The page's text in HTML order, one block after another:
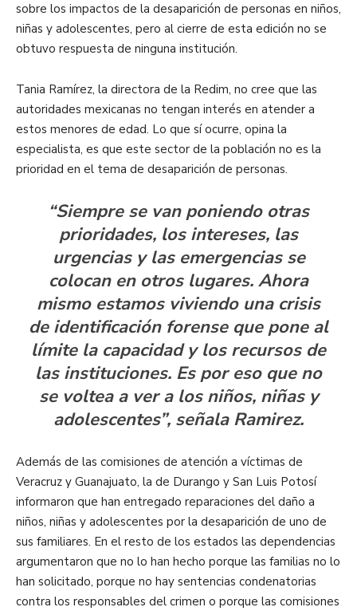
sobre los impactos de la desaparición de personas en niños,
niñas y adolescentes, pero al cierre de esta edición no se
obtuvo respuesta de ninguna institución.
Tania Ramírez, la directora de la Redim, no cree que las
autoridades mexicanas no tengan interés en atender a
estos menores de edad. Lo que sí ocurre, opina la
especialista, es que este sector de la población no es la
prioridad en el tema de desaparición de personas.
“Siempre se van poniendo otras
prioridades, los intereses, las
urgencias y las emergencias se
colocan en otros lugares. Ahora
mismo estamos viviendo una crisis
de identificación forense que pone al
límite la capacidad y los recursos de
las instituciones. Es por eso que no
se voltea a ver a los niños, niñas y
adolescentes”, señala Ramirez.
Además de las comisiones de atención a víctimas de
Veracruz y Guanajuato, la de Durango y San Luis Potosí
informaron que han entregado reparaciones del daño a
niños, niñas y adolescentes por la desaparición de uno de
sus familiares. En el resto de los estados las dependencias
argumentaron que no lo han hecho porque las familias no lo
han solicitado, porque no hay sentencias condenatorias
contra los responsables del crimen o porque las comisiones